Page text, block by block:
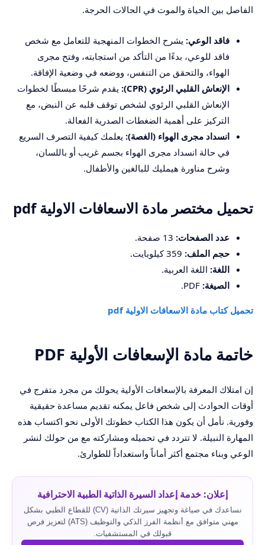
الفاصل بين الحياة والموت في الحالات الحرجة.
فاقد الوعي: يشرح الخطوات المنهجية للتعامل مع شخص
فاقد للوعي، بدءًا من التأكد من استجابته، وفتح مجرى
الهواء، والتحقق من التنفس، ووضعه في وضعية الإفاقة.
الإنعاش القلبي الرئوي (CPR):
يقدم شرحًا مبسطًا لخطوات
الإنعاش القلبي الرئوي لشخص توقف قلبه عن النبض، مع
التركيز على أهمية الضغطات الصدرية الفعالة.
انسداد مجرى الهواء (الغصة): يعلمك كيفية التصرف السريع
في حالة انسداد مجرى الهواء بجسم غريب أو باللسان،
وشرح مناورة هيمليك للبالغين والأطفال.
تحميل مختصر مادة الاسعافات الاولية pdf
عدد الصفحات:
حجم الملف:
اللغة: اللغة العربية.
الصيغة:
تحميل كتاب مادة الاسعافات الاولية pdf
خاتمة مادة الإسعافات الأولية PDF
إن امتلاك المعرفة بالإسعافات الأولية يحولك من مجرد متفرج في
أوقات الحوادث إلى شخص فاعل يمكنه تقديم مساعدة حقيقية
وفورية. نأمل أن يكون هذا الكتاب خطوتك الأولى نحو اكتساب هذه
المهارة النبيلة. لا تتردد في تحميله ومشاركته مع من حولك لنشر
الوعي وبناء مجتمع أكثر أماناً واستعداداً للطوارئ.
إعلان: خدمة إعداد السيرة الذاتية الطبية الاحترافية
نساعدك في صياغة وتجهيز سيرتك الذاتية (CV) للقطاع الطبي بشكل
مهني متوافق مع أنظمة الفرز الذكي والتوظيف (ATS) لتعزيز فرص
قبولك في المستشفيات.